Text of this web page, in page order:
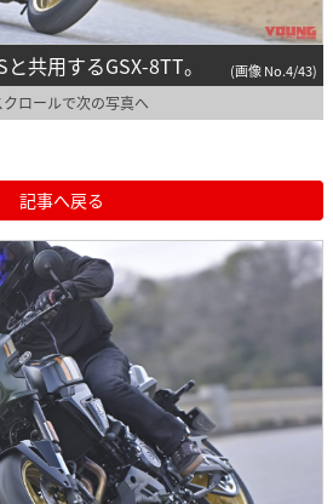
共用するGSX-8TT。 (画像 No.4/43)
クロールで次の写真へ
記事へ戻る